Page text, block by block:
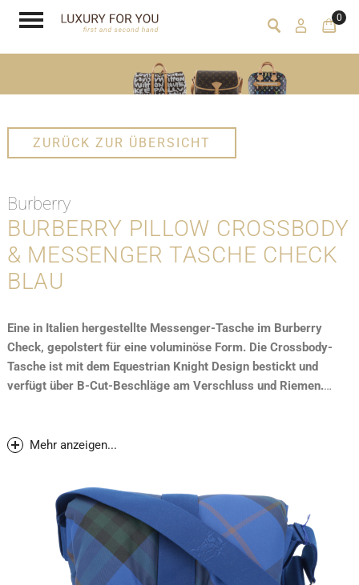
0
ZURÜCK ZUR ÜBERSICHT
Burberry
BURBERRY PILLOW CROSSBODY
& MESSENGER TASCHE CHECK
BLAU
Eine in Italien hergestellte Messenger-Tasche im Burberry
Check, gepolstert für eine voluminöse Form. Die Crossbody-
Tasche ist mit dem Equestrian Knight Design bestickt und
verfügt über B-Cut-Beschläge am Verschluss und Riemen.
Mehr anzeigen...